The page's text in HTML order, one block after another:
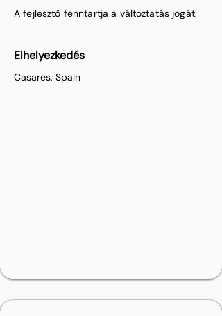
A fejlesztő fenntartja a változtatás jogát.
Elhelyezkedés
Casares, Spain